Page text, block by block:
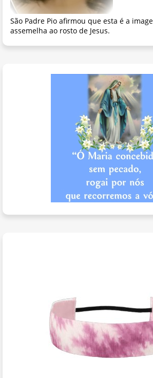
São Padre Pio afirmou que esta é a
assemelha ao rosto de Jesus.